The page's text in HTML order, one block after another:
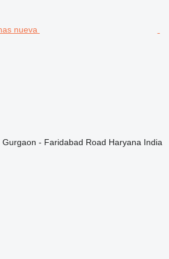
- Faridabad Road Haryana India